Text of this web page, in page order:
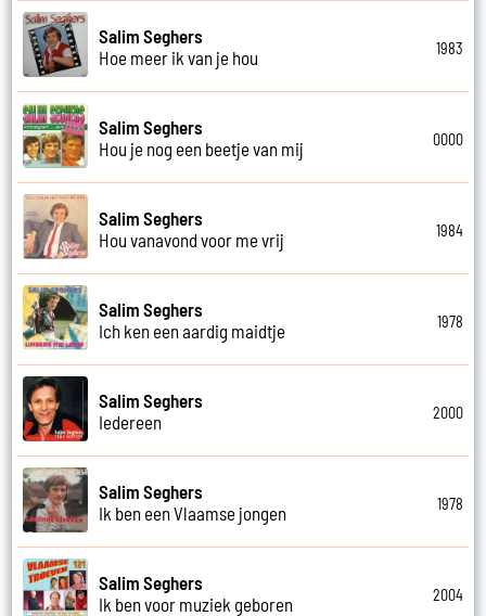
Salim Seghers
Hoe meer ik van je hou
1983
Salim Seghers
Hou je nog een beetje van mij
0000
Salim Seghers
Hou vanavond voor me vrij
1984
Salim Seghers
Ich ken een aardig maidtje
1978
Salim Seghers
Iedereen
2000
Salim Seghers
Ik ben een Vlaamse jongen
1978
Salim Seghers
Ik ben voor muziek geboren
2004